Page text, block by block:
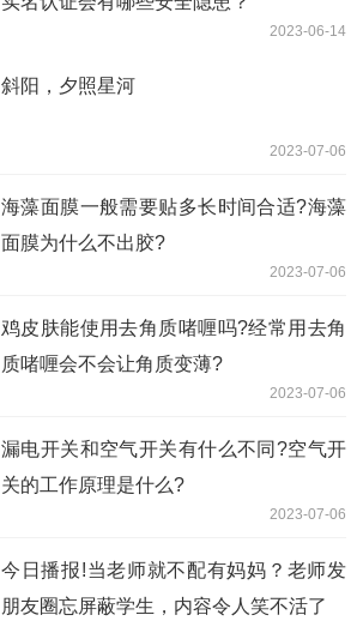
2023-06-14
斜阳，夕照星河
2023-07-06
海藻面膜一般需要贴多长时间合适?海藻
面膜为什么不出胶?
2023-07-06
鸡皮肤能使用去角质啫喱吗?经常用去角
质啫喱会不会让角质变薄?
2023-07-06
漏电开关和空气开关有什么不同?空气开
关的工作原理是什么?
2023-07-06
今日播报!当老师就不配有妈妈？老师发
朋友圈忘屏蔽学生，内容令人笑不活了